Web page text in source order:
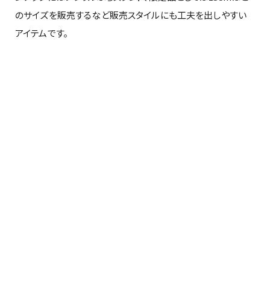
のサイズを販売するなど販売スタイルにも工夫を出しやすい
アイテムです。